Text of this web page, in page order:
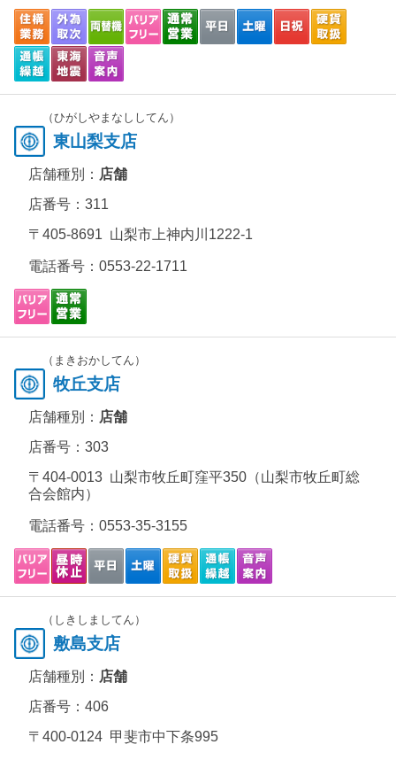
（ひがしやまなししてん）
東山梨支店
店舗種別： 店舗
店番号：311
〒405-8691 山梨市上神内川1222-1
電話番号： 0553-22-1711
（まきおかしてん）
牧丘支店
店舗種別： 店舗
店番号：303
〒404-0013 山梨市牧丘町窪平350（山梨市牧丘町総
合会館内）
電話番号： 0553-35-3155
（しきしましてん）
敷島支店
店舗種別： 店舗
店番号：406
〒400-0124 甲斐市中下条995